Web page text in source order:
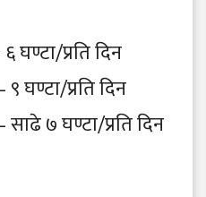
घण्टा/प्रति दिन
घण्टा/प्रति दिन
साढे ७ घण्टा/प्रति दिन